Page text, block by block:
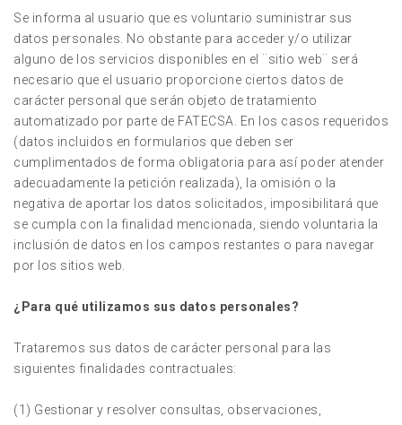
Se informa al usuario que es voluntario suministrar sus
datos personales. No obstante para acceder y/o utilizar
alguno de los servicios disponibles en el ¨sitio web¨ será
necesario que el usuario proporcione ciertos datos de
carácter personal que serán objeto de tratamiento
automatizado por parte de FATECSA. En los casos requeridos
(datos incluidos en formularios que deben ser
cumplimentados de forma obligatoria para así poder atender
adecuadamente la petición realizada), la omisión o la
negativa de aportar los datos solicitados, imposibilitará que
se cumpla con la finalidad mencionada, siendo voluntaria la
inclusión de datos en los campos restantes o para navegar
por los sitios web.
¿Para qué utilizamos sus datos personales?
Trataremos sus datos de carácter personal para las
siguientes finalidades contractuales:
(1) Gestionar y resolver consultas, observaciones,